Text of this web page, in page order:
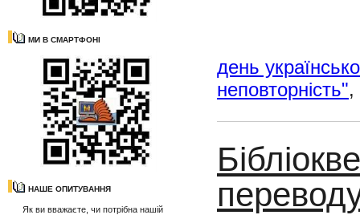
МИ В СМАРТФОНІ
НАШЕ ОПИТУВАННЯ
Як ви вважаєте, чи потрібна нашій
день
неповторність",